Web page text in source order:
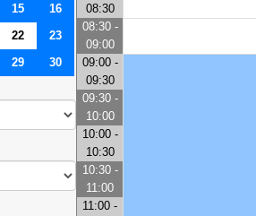
15
16
22
23
29 30
08:30
08:30 -
09:00
09:00 -
09:30
09:30 -
10:00
10:00 -
10:30
10:30 -
11:00
11:00 -